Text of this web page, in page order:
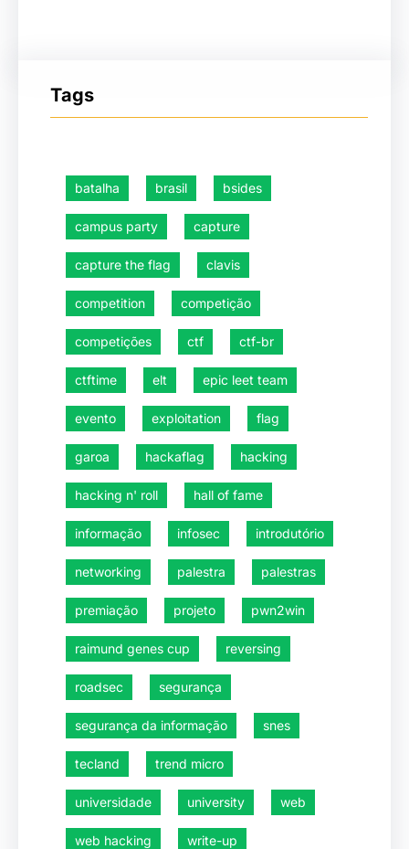
Tags
batalha brasil bsides
campus party capture
capture the flag clavis
competition competição
competições ctf ctf-br
ctftime elt epic leet team
evento exploitation flag
garoa hackaflag hacking
hacking n' roll hall of fame
informação infosec introdutório
networking palestra palestras
premiação projeto pwn2win
raimund genes cup reversing
roadsec segurança
segurança da informação snes
tecland trend micro
universidade university web
web hacking write-up